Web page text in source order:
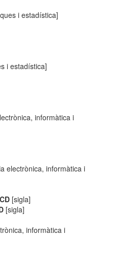
i estadística]
i estadística]
informàtica i
electrònica, informàtica i
[sigla]
[sigla]
informàtica i